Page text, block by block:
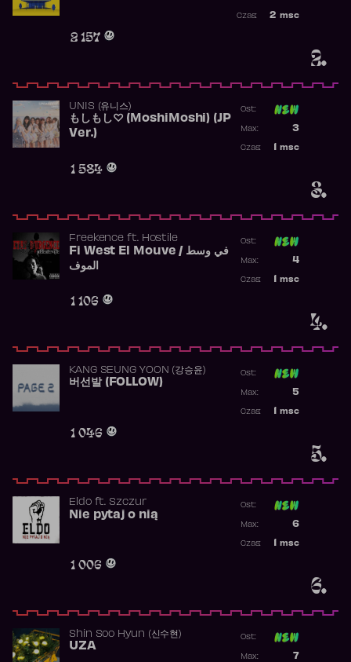
2.
2 157
2 msc
Czas:
3.
UNIS (유니스)
もしもし♡ (MoshiMoshi) (JP
Ver.)
1 584
Ost:
3
Max:
msc
Czas:
4.
Freekence ft. Hostile
Fi West El Mouve / في وسط
الموف
1 106
Ost:
4
Max:
msc
Czas:
5.
KANG SEUNG YOON (강승윤)
버선발 (FOLLOW)
1 046
Ost:
5
Max:
msc
Czas:
6.
Eldoft. Szczur
Nie pytaj o nią
1 006
Ost:
6
Max:
msc
Czas:
Shin Soo Hyun (신수현)
UZA
Ost:
7
Max: